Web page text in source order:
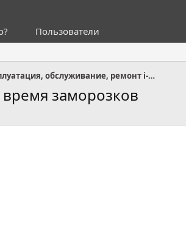
Пользователи
Эксплуатация, обслуживание, ремонт i-SPACE
заморозков